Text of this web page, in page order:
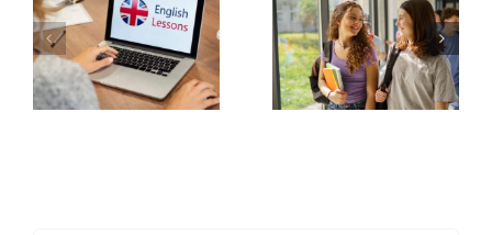
linguistico in
immersione
funziona
davvero
(anche più
Viaggio studio
e orientamento
universitario:
un ponte verso
il futuro degli